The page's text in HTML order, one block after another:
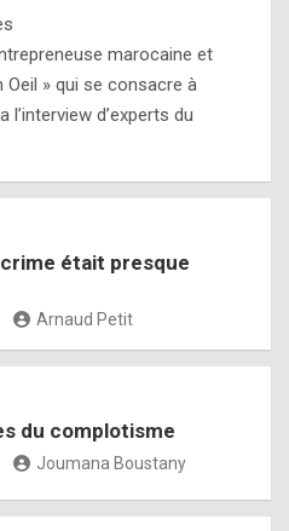
marocaine et
Oeil » qui se consacre à
l’interview d’experts du
était presque
Arnaud Petit
du complotisme
Joumana Boustany